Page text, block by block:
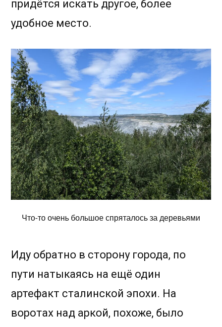
придётся искать другое, более
удобное место.
Что-то очень большое спряталось за деревьями
Иду обратно в сторону города, по
пути натыкаясь на ещё один
артефакт сталинской эпохи. На
воротах над аркой, похоже, было